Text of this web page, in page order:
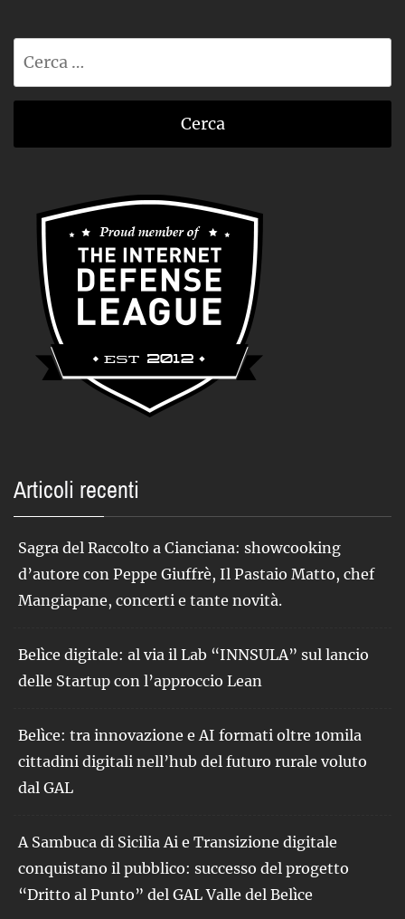
Articoli recenti
Sagra del Raccolto a Cianciana: showcooking
d’autore con Peppe Giuffrè, Il Pastaio Matto, chef
Mangiapane, concerti e tante novità.
Belìce digitale: al via il Lab “INNSULA” sul lancio
delle Startup con l’approccio Lean
Belìce: tra innovazione e AI formati oltre 10mila
cittadini digitali nell’hub del futuro rurale voluto
dal GAL
A Sambuca di Sicilia Ai e Transizione digitale
conquistano il pubblico: successo del progetto
“Dritto al Punto” del GAL Valle del Belìce